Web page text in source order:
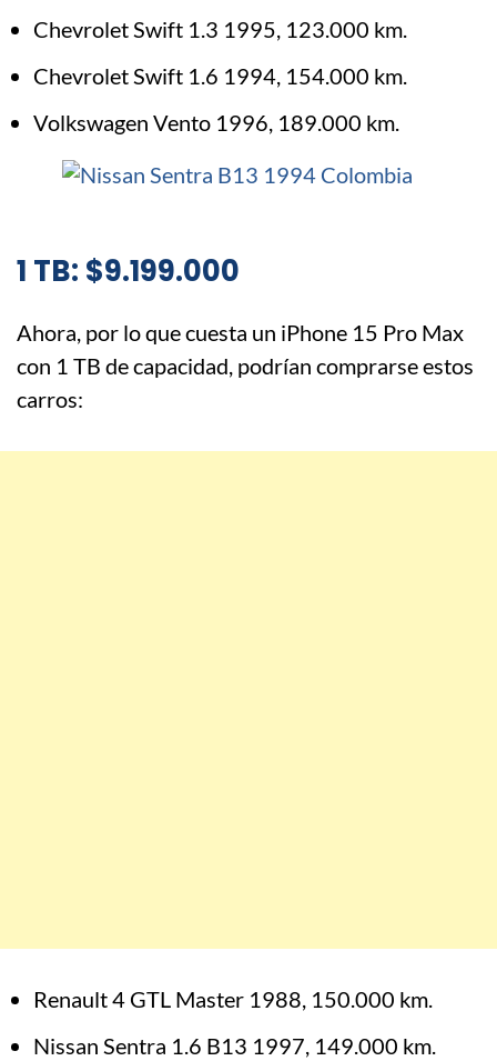
Chevrolet Swift 1.3 1995, 123.000 km.
Chevrolet Swift 1.6 1994, 154.000 km.
Volkswagen Vento 1996, 189.000 km.
1 TB: $9.199.000
Ahora, por lo que cuesta un iPhone 15 Pro Max
con 1 TB de capacidad, podrían comprarse estos
carros:
Renault 4 GTL Master 1988, 150.000 km.
Nissan Sentra 1.6 B13 1997, 149.000 km.